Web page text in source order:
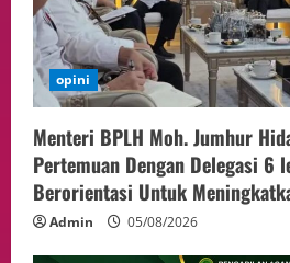
opini
Menteri BPLH Moh. Jumhur
Pertemuan Dengan Delegasi 6
Berorientasi Untuk
Admin 05/08/2026